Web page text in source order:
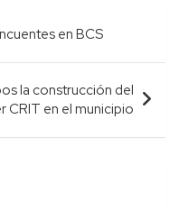
en BCS
la construcción del
CRIT en el municipio